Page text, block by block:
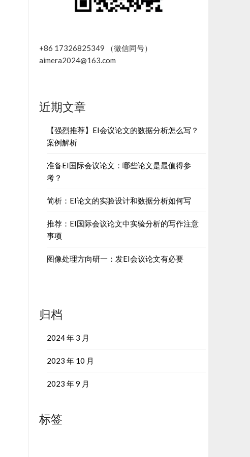
+86 17326825349 （微信同号）
aimera2024@163.com
近期文章
【强烈推荐】EI会议论文的数据分析怎么写？
案例解析
准备EI国际会议论文：哪些论文是最值得参
考？
简析：EI论文的实验设计和数据分析如何写
推荐：EI国际会议论文中实验分析的写作注意
事项
图像处理方向研一：发EI会议论文有必要
归档
2024 年 3 月
2023 年 10 月
2023 年 9 月
标签